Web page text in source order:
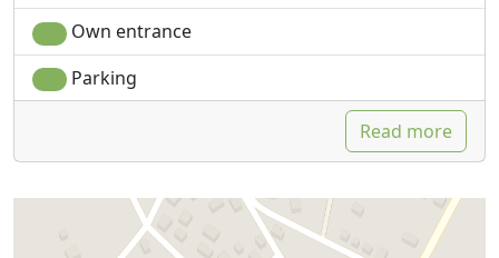
Own entrance
Parking
Read more